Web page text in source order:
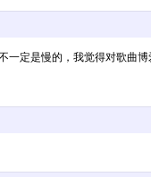
一定是慢的，我觉得对歌曲